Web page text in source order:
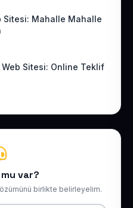
Sitesi: Mahalle Mahalle
Sitesi: Online Teklif
var?
birlikte belirleyelim.